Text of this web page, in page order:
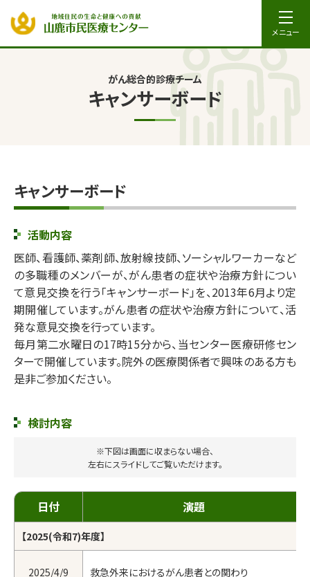
メニュー
がん総合的診療チーム
キャンサーボード
キャンサーボード
活動内容
医師、看護師、薬剤師、放射線技師、ソーシャルワーカーなど
の多職種のメンバーが、がん患者の症状や治療方針につい
て意見交換を行う「キャンサーボード」を、2013年6月より定
期開催しています。がん患者の症状や治療方針について、活
発な意見交換を行っています。
毎月第二水曜日の17時15分から、当センター医療研修セン
ターで開催しています。院外の医療関係者で興味のある方も
是非ご参加ください。
検討内容
※下図は画面に収まらない場合、
左右にスライドしてご覧いただけます。
日付 演題
【2025(令和7)年度】
2025/4/9 救急外来におけるがん患者との関わり